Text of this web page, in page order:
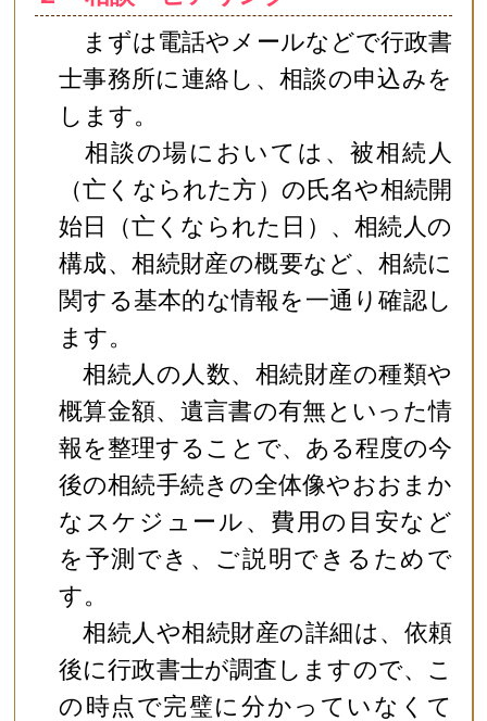
まずは電話やメールなどで行政書
士事務所に連絡し、相談の申込みを
します。
相談の場においては、被相続人
（亡くなられた方）の氏名や相続開
始日（亡くなられた日）、相続人の
構成、相続財産の概要など、相続に
関する基本的な情報を一通り確認し
ます。
相続人の人数、相続財産の種類や
概算金額、遺言書の有無といった情
報を整理することで、ある程度の今
後の相続手続きの全体像やおおまか
なスケジュール、費用の目安など
を予測でき、ご説明できるためで
す。
相続人や相続財産の詳細は、依頼
後に行政書士が調査しますので、こ
の時点で完璧に分かっていなくて